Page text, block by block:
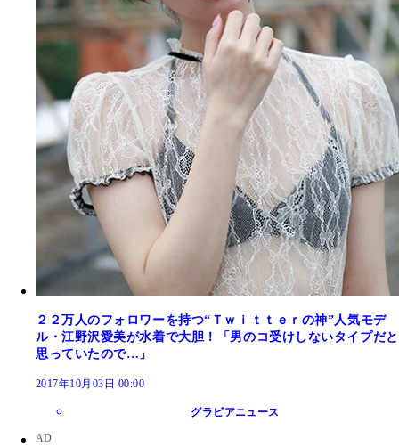
２２万人のフォロワーを持つ“Ｔｗｉｔｔｅｒの神”人気モデ
ル・江野沢愛美が水着で大胆！「男のコ受けしないタイプだと
思っていたので…」
2017年10月03日 00:00
グラビアニュース